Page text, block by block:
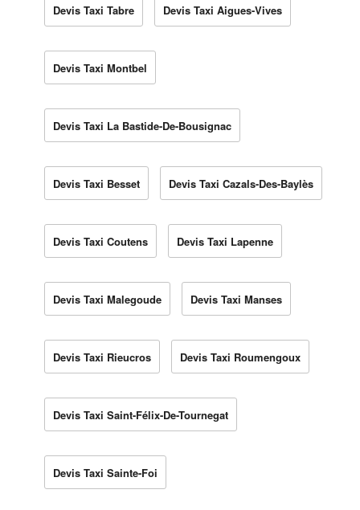
Devis Taxi Tabre Devis Taxi Aigues-Vives
Devis Taxi Montbel
Devis Taxi La Bastide-De-Bousignac
Devis Taxi Besset Devis Taxi Cazals-Des-Baylès
Devis Taxi Coutens Devis Taxi Lapenne
Devis Taxi Malegoude Devis Taxi Manses
Devis Taxi Rieucros Devis Taxi Roumengoux
Devis Taxi Saint-Félix-De-Tournegat
Devis Taxi Sainte-Foi